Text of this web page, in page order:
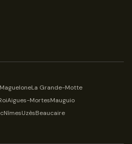
La Grande-Motte
Aigues-MortesMauguio
NîmesUzèsBeaucaire